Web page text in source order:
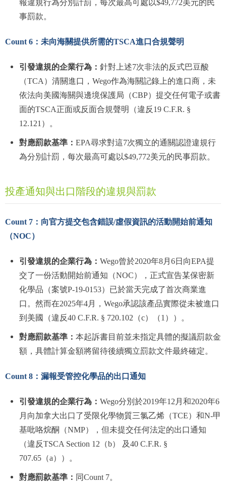
報違規行為分別計罰，每次最高可處以$49,772美元的民
事罰款。
Count 6：未向海關提供所需的TSCA進口合規聲明
引發違規的企業行為： 針對上述7次非法的反式巴豆酸
（TCA）清關進口，Wego作為海關記錄上的進口商，未
依法向美國海關與邊境保護局（CBP）提交任何電子或書
面的TSCA正面或反面合規聲明（違反19 C.F.R. §
12.121）。
對應罰款基準： EPA尋求對這7次獨立的通關認證違規行
為分別計罰，每次最高可處以$49,772美元的民事罰款。
投產通知與出口階段的違規與罰款
Count 7：向官方提交包含錯誤/虛假資訊的活動開始前通知
（NOC）
引發違規的企業行為： Wego曾於2020年8月6日向EPA提
交了一份活動開始前通知（NOC），正式宣告某保密新
化學品（案號P-19-0153）已於當天完成了首次商業進
口。然而在2025年4月，Wego承認該產品實際從未被進口
到美國（違反40 C.F.R. § 720.102（c）（1））。
對應罰款基準： 本起訴書目前並未指定具體的擬議罰款金
額，具體計算金額將留待後續獨立罰款文件最終確定。
Count 8：漏報受管控化學品的出口通知
引發違規的企業行為： Wego分別於2019年12月和2020年6
月向加拿大出口了受限化學物質三氯乙烯（TCE）和N-甲
基吡咯烷酮（NMP），但未提交任何法定的出口通知
（違反TSCA Section 12（b） 及40 C.F.R. §
707.65（a））。
對應罰款基準： 同Count 7。